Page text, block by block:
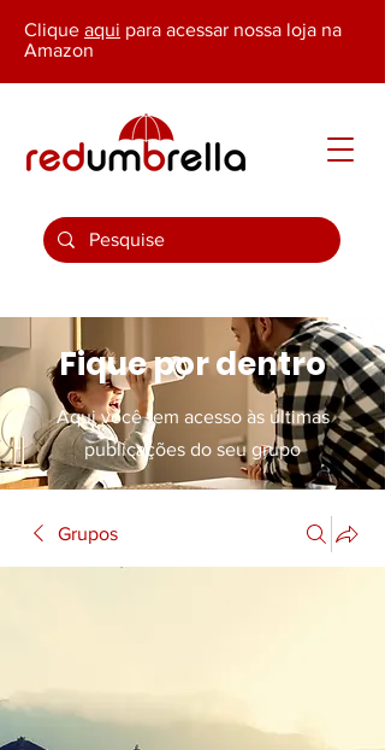
Clique aqui para acessar nossa loja na
Amazon
Fique por dentro
Aqui você tem acesso às últimas
publicações do seu grupo
Grupos